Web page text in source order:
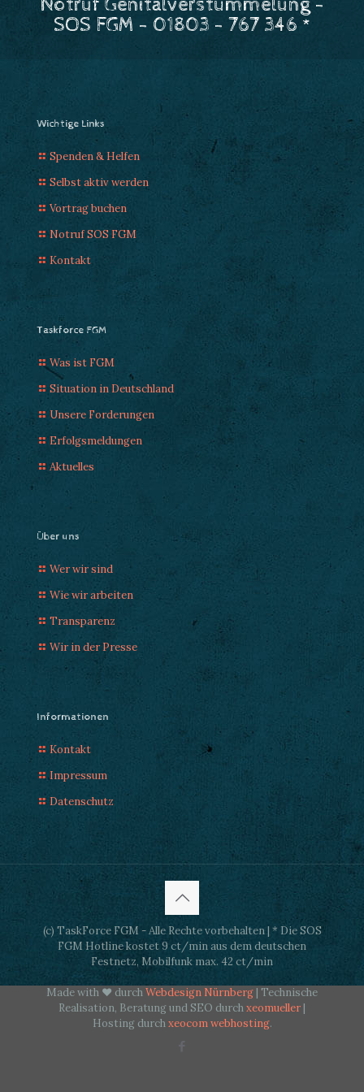
SOS FGM - 01803 - 767 346 *
Wichtige Links
Spenden & Helfen
Selbst aktiv werden
Vortrag buchen
Notruf SOS FGM
Kontakt
Taskforce FGM
Was ist FGM
Situation in Deutschland
Unsere Forderungen
Erfolgsmeldungen
Aktuelles
Über uns
Wer wir sind
Wie wir arbeiten
Transparenz
Wir in der Presse
Informationen
Kontakt
Impressum
Datenschutz
(c) TaskForce FGM - Alle Rechte vorbehalten | * Die SOS
FGM Hotline kostet 9 ct/min aus dem deutschen
Festnetz, Mobilfunk max. 42 ct/min
Made with ♥ durchWebdesign Nürnberg | Technische
Realisation, Beratung und SEO durchxeomueller |
Hosting durchxeocom webhosting.